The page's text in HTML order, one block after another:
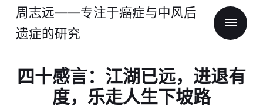
周志远——专注于癌症与中风后
遗症的研究
四十感言：江湖已远，进退有
度，乐走人生下坡路